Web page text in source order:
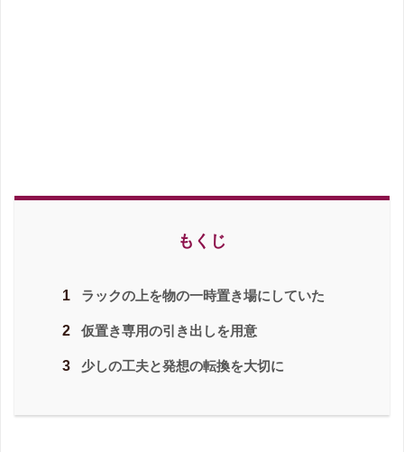
もくじ
1 ラックの上を物の一時置き場にしていた
2 仮置き専用の引き出しを用意
3 少しの工夫と発想の転換を大切に